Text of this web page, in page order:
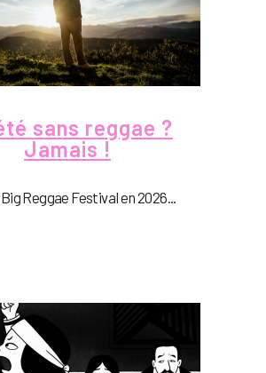
sans reggae ?
Jamais !
Reggae Festival en 2026...